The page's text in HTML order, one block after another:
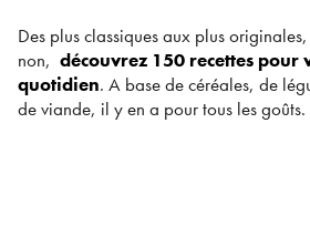
Des plus classiques aux plus
non, découvrez 150 recettes pour
quotidien. A base de céréales, de
de viande, il y en a pour tous les goûts.